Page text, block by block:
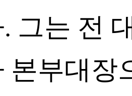
그는 전
본부대장